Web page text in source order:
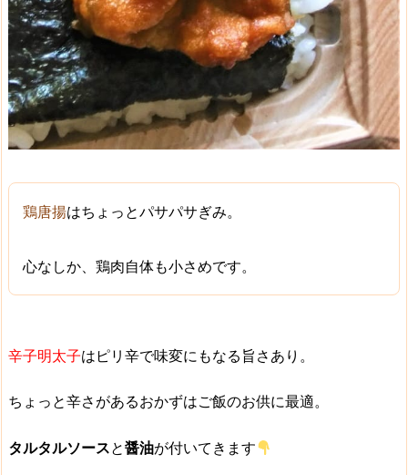
鶏唐揚はちょっとパサパサぎみ。
心なしか、鶏肉自体も小さめです。
辛子明太子はピリ辛で味変にもなる旨さあり。
ちょっと辛さがあるおかずはご飯のお供に最適。
タルタルソースと醤油が付いてきます